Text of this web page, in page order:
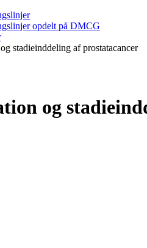
opdelt på DMCG
stadieinddeling af prostatacancer
og